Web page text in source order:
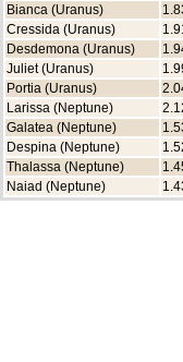
Bianca (Uranus)
Cressida (Uranus)
Desdemona (Uranus)
Juliet (Uranus)
Portia (Uranus)
Larissa (Neptune)
Galatea (Neptune)
Despina (Neptune)
Thalassa (Neptune)
Naiad (Neptune)